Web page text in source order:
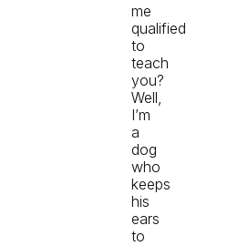
me
qualified
to
teach
you?
Well,
I’m
a
dog
who
keeps
his
ears
to